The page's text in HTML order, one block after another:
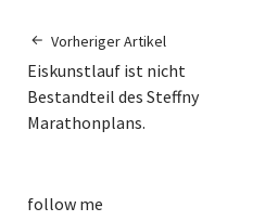
Vorheriger Artikel
Eiskunstlauf ist nicht
Bestandteil des Steffny
Marathonplans.
follow me